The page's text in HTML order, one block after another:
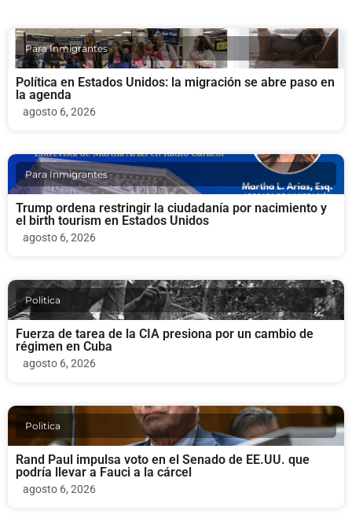
Para Inmigrantes
Política en Estados Unidos: la migración se abre paso en
la agenda
agosto 6, 2026
Para Inmigrantes
Trump ordena restringir la ciudadanía por nacimiento y
el birth tourism en Estados Unidos
agosto 6, 2026
Politica
Fuerza de tarea de la CIA presiona por un cambio de
régimen en Cuba
agosto 6, 2026
Politica
Rand Paul impulsa voto en el Senado de EE.UU. que
podría llevar a Fauci a la cárcel
agosto 6, 2026